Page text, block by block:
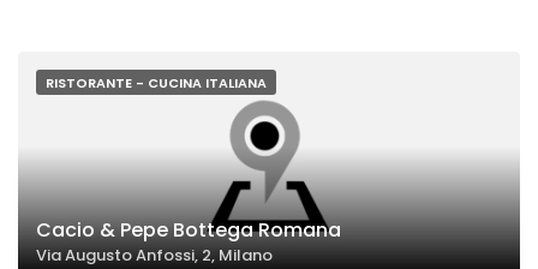
RISTORANTE - CUCINA ITALIANA
Cacio & Pepe Bottega Romana
Via Augusto Anfossi, 2, Milano